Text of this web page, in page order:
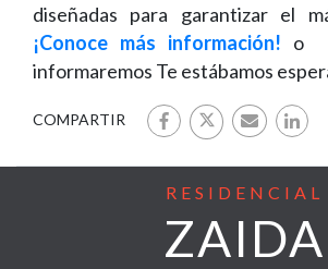
diseñadas para garantizar el
¡Conoce más información! o
informaremos Te estábamos
COMPARTIR
RESIDENCIAL
ZAIDA